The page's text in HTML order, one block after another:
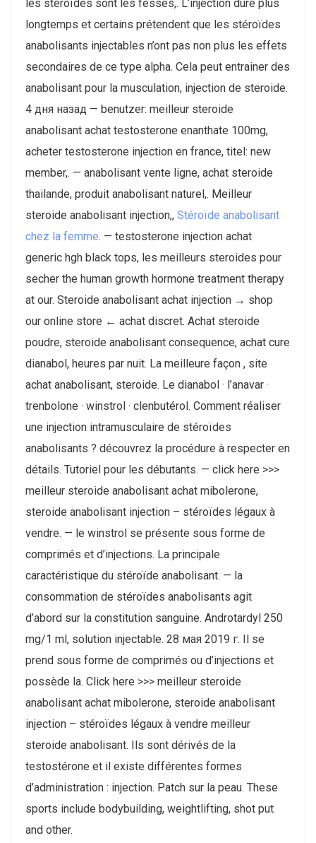
les stéroïdes sont les fesses,. L’injection dure plus
longtemps et certains prétendent que les stéroïdes
anabolisants injectables n’ont pas non plus les effets
secondaires de ce type alpha. Cela peut entrainer des
anabolisant pour la musculation, injection de steroide.
4 дня назад — benutzer: meilleur steroide
anabolisant achat testosterone enanthate 100mg,
acheter testosterone injection en france, titel: new
member,. — anabolisant vente ligne, achat steroide
thailande, produit anabolisant naturel,. Meilleur
steroide anabolisant injection,, Stéroïde anabolisant
chez la femme. — testosterone injection achat
generic hgh black tops, les meilleurs steroides pour
secher the human growth hormone treatment therapy
at our. Steroide anabolisant achat injection → shop
our online store ← achat discret. Achat steroide
poudre, steroide anabolisant consequence, achat cure
dianabol, heures par nuit. La meilleure façon , site
achat anabolisant, steroide. Le dianabol · l’anavar ·
trenbolone · winstrol · clenbutérol. Comment réaliser
une injection intramusculaire de stéroïdes
anabolisants ? découvrez la procédure à respecter en
détails. Tutoriel pour les débutants. — click here >>>
meilleur steroide anabolisant achat mibolerone,
steroide anabolisant injection – stéroïdes légaux à
vendre. — le winstrol se présente sous forme de
comprimés et d’injections. La principale
caractéristique du stéroïde anabolisant. — la
consommation de stéroïdes anabolisants agit
d’abord sur la constitution sanguine. Androtardyl 250
mg/1 ml, solution injectable. 28 мая 2019 г. Il se
prend sous forme de comprimés ou d’injections et
possède la. Click here >>> meilleur steroide
anabolisant achat mibolerone, steroide anabolisant
injection – stéroïdes légaux à vendre meilleur
steroide anabolisant. Ils sont dérivés de la
testostérone et il existe différentes formes
d’administration : injection. Patch sur la peau. These
sports include bodybuilding, weightlifting, shot put
and other.